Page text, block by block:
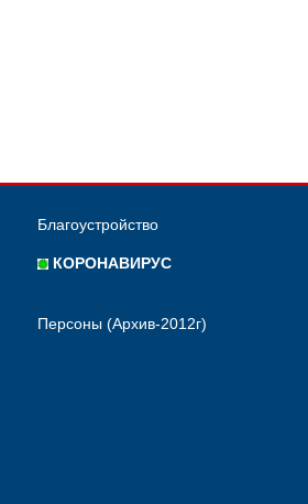
Благоустройство
КОРОНАВИРУС
Персоны (Архив-2012г)